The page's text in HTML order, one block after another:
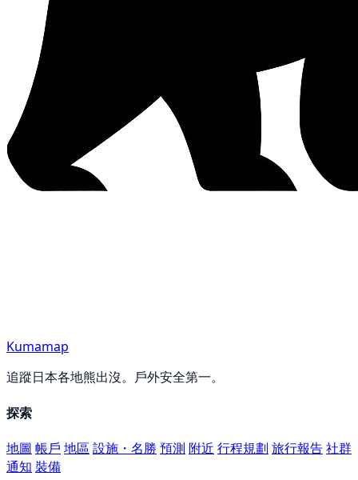
Kumamap
追蹤日本各地熊出沒。戶外安全第一。
探索
地圖 帳戶 地區 設施・名勝 預測 附近 行程規劃 旅行報告社群
通知 裝備